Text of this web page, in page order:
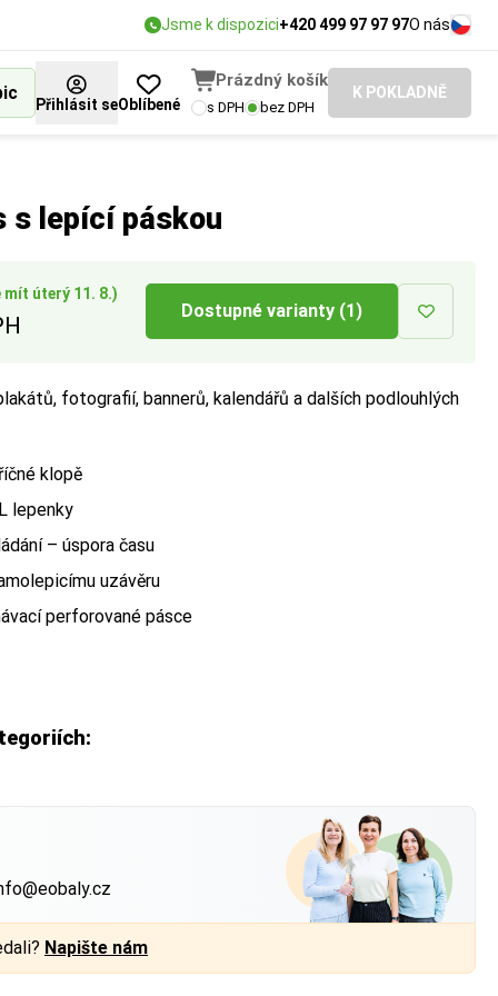
Jsme k dispozici+420 499 97 97 97O nás
Přihlásit seOblíbené
Prázdný košík
s DPH bez DPH
K POKLADNĚ
s lepící páskou
mít úterý 11. 8.)
Dostupné varianty (1)
fotografií, bannerů, kalendářů a dalších podlouhlých
klopě
lepenky
– úspora času
uzávěru
perforované pásce
Napište nám
nebo